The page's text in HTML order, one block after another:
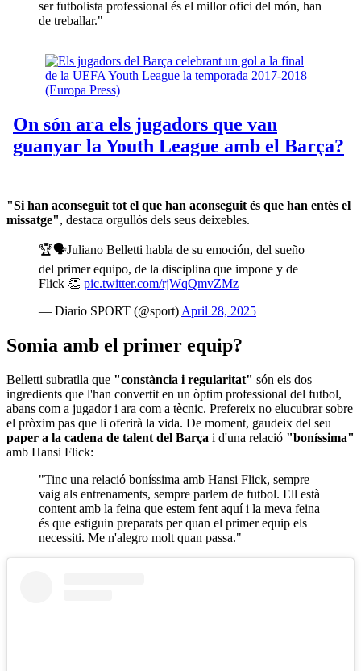
ser futbolista professional és el millor ofici del món, han
de treballar."
"Si han aconseguit tot el que han aconseguit és que han entès el
missatge", destaca orgullós dels seus deixebles.
🏆🗣️Juliano Belletti habla de su emoción, del sueño
del primer equipo, de la disciplina que impone y de
Flick 👏 pic.twitter.com/rjWqQmvZMz
— Diario SPORT (@sport) April 28, 2025
Somia amb el primer equip?
Belletti subratlla que "constància i regularitat" són els dos
ingredients que l'han convertit en un òptim professional del futbol,
abans com a jugador i ara com a tècnic. Prefereix no elucubrar sobre
el pròxim pas que li oferirà la vida. De moment, gaudeix del seu
paper a la cadena de talent del Barça i d'una relació "boníssima"
amb Hansi Flick:
"Tinc una relació boníssima amb Hansi Flick, sempre
vaig als entrenaments, sempre parlem de futbol. Ell està
content amb la feina que estem fent aquí i la meva feina
és que estiguin preparats per quan el primer equip els
necessiti. Me n'alegro molt quan passa."